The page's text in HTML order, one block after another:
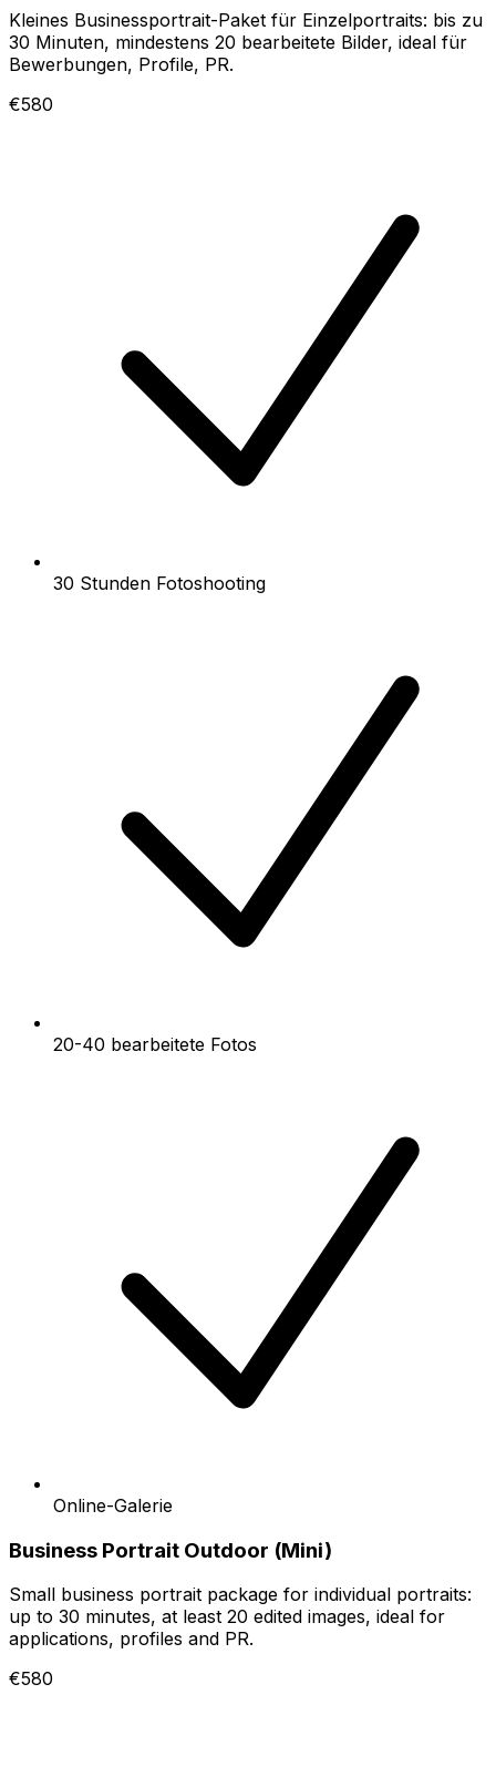
Kleines Businessportrait-Paket für Einzelportraits: bis zu
30 Minuten, mindestens 20 bearbeitete Bilder, ideal für
Bewerbungen, Profile, PR.
€580
30 Stunden Fotoshooting
20-40 bearbeitete Fotos
Online-Galerie
Business Portrait Outdoor (Mini)
Small business portrait package for individual portraits:
up to 30 minutes, at least 20 edited images, ideal for
applications, profiles and PR.
€580